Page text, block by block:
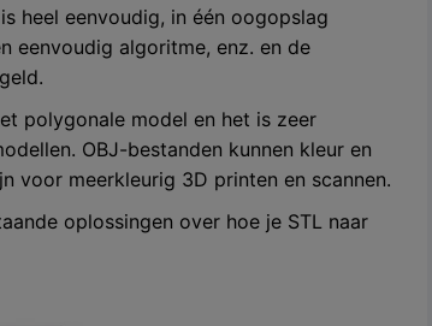
heel eenvoudig, in één oogopslag
eenvoudig algoritme, enz. en de
polygonale model en het is zeer
OBJ-bestanden kunnen kleur en
voor meerkleurig 3D printen en scannen.
oplossingen over hoe je STL naar